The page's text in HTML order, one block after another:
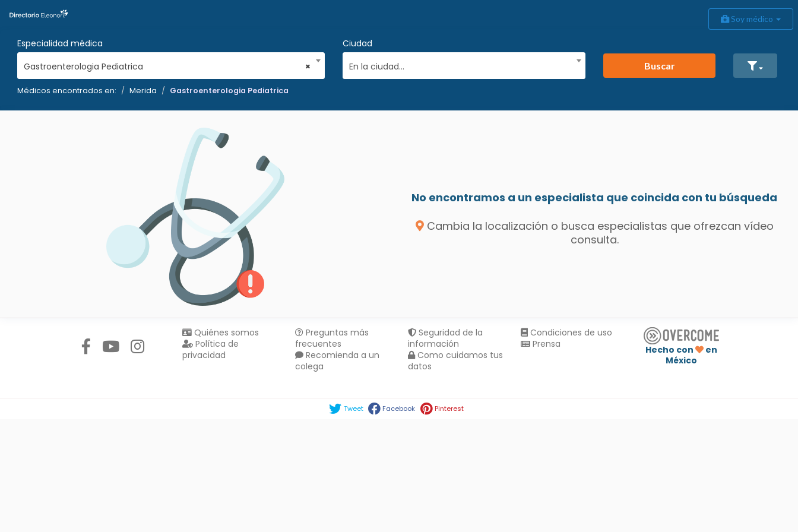
Soy médico
Especialidad médica
×
Gastroenterologia Pediatrica
Ciudad
En la ciudad...
Buscar
Médicos encontrados en: Merida Gastroenterologia Pediatrica
No encontramos a un especialista que coincida con tu búsqueda
Cambia la localización o busca especialistas que ofrezcan vídeo
consulta.
Quiénes somos
Política de
privacidad
Preguntas más
frecuentes
Recomienda a un
colega
Seguridad de la
información
Como cuidamos tus
datos
Condiciones de uso
Prensa
Hecho con
en
México
Tweet Facebook Pinterest